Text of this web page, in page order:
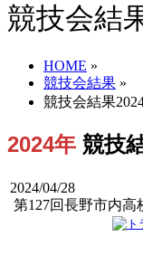
競技会結
HOME »
競技会結果 »
競技会結果
2024年 競技
2024/04/28
第127回長野市内高